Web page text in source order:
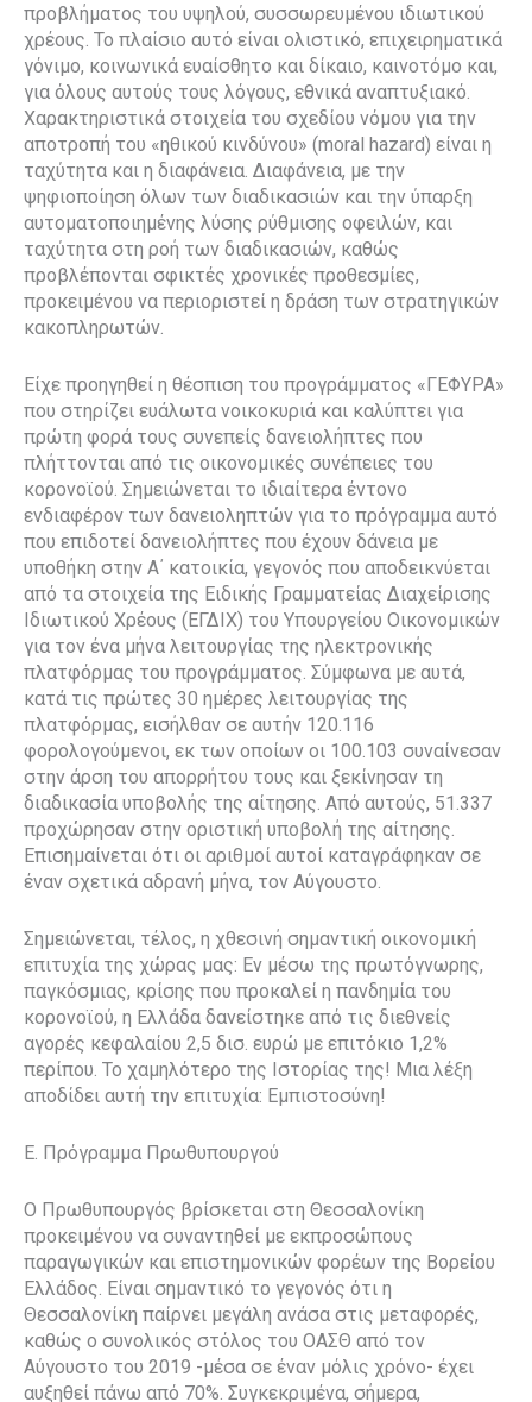
προβλήματος του υψηλού, συσσωρευμένου ιδιωτικού
χρέους. Το πλαίσιο αυτό είναι ολιστικό, επιχειρηματικά
γόνιμο, κοινωνικά ευαίσθητο και δίκαιο, καινοτόμο και,
για όλους αυτούς τους λόγους, εθνικά αναπτυξιακό.
Χαρακτηριστικά στοιχεία του σχεδίου νόμου για την
αποτροπή του «ηθικού κινδύνου» (moral hazard) είναι η
ταχύτητα και η διαφάνεια. Διαφάνεια, με την
ψηφιοποίηση όλων των διαδικασιών και την ύπαρξη
αυτοματοποιημένης λύσης ρύθμισης οφειλών, και
ταχύτητα στη ροή των διαδικασιών, καθώς
προβλέπονται σφικτές χρονικές προθεσμίες,
προκειμένου να περιοριστεί η δράση των στρατηγικών
κακοπληρωτών.
Είχε προηγηθεί η θέσπιση του προγράμματος «ΓΕΦΥΡΑ»
που στηρίζει ευάλωτα νοικοκυριά και καλύπτει για
πρώτη φορά τους συνεπείς δανειολήπτες που
πλήττονται από τις οικονομικές συνέπειες του
κορονοϊού. Σημειώνεται το ιδιαίτερα έντονο
ενδιαφέρον των δανειοληπτών για το πρόγραμμα αυτό
που επιδοτεί δανειολήπτες που έχουν δάνεια με
υποθήκη στην Α΄ κατοικία, γεγονός που αποδεικνύεται
από τα στοιχεία της Ειδικής Γραμματείας Διαχείρισης
Ιδιωτικού Χρέους (ΕΓΔΙΧ) του Υπουργείου Οικονομικών
για τον ένα μήνα λειτουργίας της ηλεκτρονικής
πλατφόρμας του προγράμματος. Σύμφωνα με αυτά,
κατά τις πρώτες 30 ημέρες λειτουργίας της
πλατφόρμας, εισήλθαν σε αυτήν 120.116
φορολογούμενοι, εκ των οποίων οι 100.103 συναίνεσαν
στην άρση του απορρήτου τους και ξεκίνησαν τη
διαδικασία υποβολής της αίτησης. Από αυτούς, 51.337
προχώρησαν στην οριστική υποβολή της αίτησης.
Επισημαίνεται ότι οι αριθμοί αυτοί καταγράφηκαν σε
έναν σχετικά αδρανή μήνα, τον Αύγουστο.
Σημειώνεται, τέλος, η χθεσινή σημαντική οικονομική
επιτυχία της χώρας μας: Εν μέσω της πρωτόγνωρης,
παγκόσμιας, κρίσης που προκαλεί η πανδημία του
κορονοϊού, η Ελλάδα δανείστηκε από τις διεθνείς
αγορές κεφαλαίου 2,5 δισ. ευρώ με επιτόκιο 1,2%
περίπου. Το χαμηλότερο της Ιστορίας της! Μια λέξη
αποδίδει αυτή την επιτυχία: Εμπιστοσύνη!
Ε. Πρόγραμμα Πρωθυπουργού
O Πρωθυπουργός βρίσκεται στη Θεσσαλονίκη
προκειμένου να συναντηθεί με εκπροσώπους
παραγωγικών και επιστημονικών φορέων της Βορείου
Ελλάδος. Είναι σημαντικό το γεγονός ότι η
Θεσσαλονίκη παίρνει μεγάλη ανάσα στις μεταφορές,
καθώς ο συνολικός στόλος του ΟΑΣΘ από τον
Αύγουστο του 2019 -μέσα σε έναν μόλις χρόνο- έχει
αυξηθεί πάνω από 70%. Συγκεκριμένα, σήμερα,